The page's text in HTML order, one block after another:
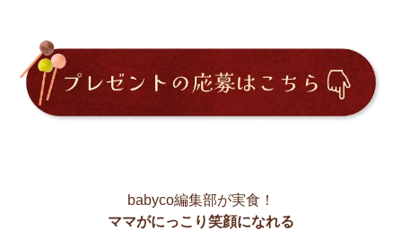
babyco編集部が実食！
ママがにっこり笑顔になれる